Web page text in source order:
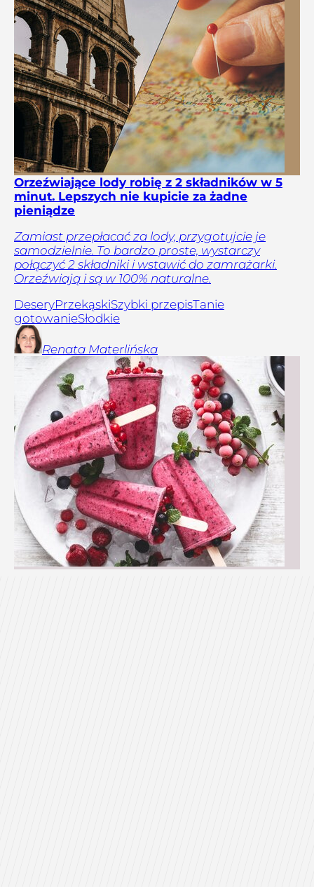
Orzeźwiające lody robię z 2 składników w 5
minut. Lepszych nie kupicie za żadne
pieniądze
Zamiast przepłacać za lody, przygotujcie je
samodzielnie. To bardzo proste, wystarczy
połączyć 2 składniki i wstawić do zamrażarki.
Orzeźwiają i są w 100% naturalne.
DeseryPrzekąskiSzybki przepisTanie
gotowanieSłodkie
Renata Materlińska